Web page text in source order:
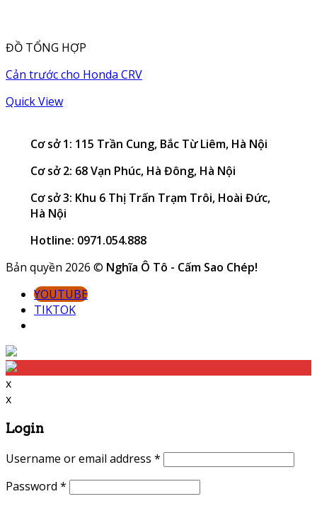
ĐỒ TỔNG HỢP
Cản trước cho Honda CRV
Quick View
Cơ sở 1: 115 Trần Cung, Bắc Từ Liêm, Hà Nội
Cơ sở 2: 68 Vạn Phúc, Hà Đông, Hà Nội
Cơ sở 3: Khu 6 Thị Trấn Trạm Trôi, Hoài Đức,
Hà Nội
Hotline: 0971.054.888
Bản quyền 2026 © Nghĩa Ô Tô - Cấm Sao Chép!
YOUTUBE
TIKTOK
x
x
Login
Username or email address *
Password *